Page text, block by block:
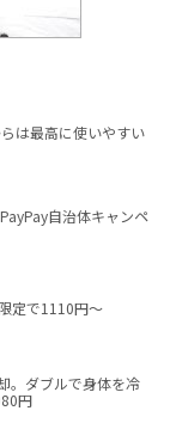
は最高に使いやすい
自治体キャンペ
定で1110円～
。ダブルで身体を冷
円